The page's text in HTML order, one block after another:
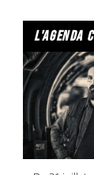
l'agenda